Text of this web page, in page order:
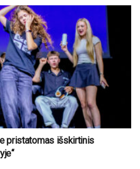
pristatomas išskirtinis